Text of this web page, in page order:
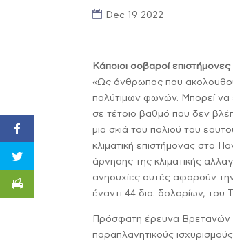
Dec 19 2022
Κάποιοι σοβαροί
«Ως άνθρωπος που
πολύτιμων φωνών. Μπορεί να
σε τέτοιο βαθμό που δεν
μια σκιά του παλιού του
κλιματική επιστήμονας στο
άρνησης της κλιματικής
ανησυχίες αυτές αφορούν
έναντι 44 δισ. δολαρίων,
Πρόσφατη έρευνα Βρετανών
παραπλανητικούς